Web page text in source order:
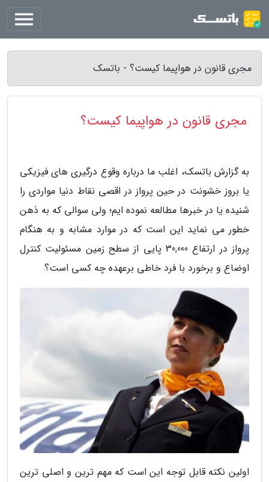
مجری قانون در هواپیما کیست؟ - باتسک
مجری قانون در هواپیما کیست؟
به گزارش باتسک، اغلب ما درباره وقوع درگیری های فیزیکی
یا بروز خشونت در حین پرواز در اقصی نقاط دنیا مواردی را
شنیده یا در خبرها مطالعه نموده ایم؛ ولی سوالی که به ذهن
خطور می نماید این است که در موارد مشابه و به هنگام
پرواز در ارتفاع 30,000 پایی از سطح زمین مسئولیت کنترل
اوضاع و برخورد با فرد خاطی برعهده چه کسی است؟
اولین نکته قابل توجه این است که مهم ترین و اصلی ترین